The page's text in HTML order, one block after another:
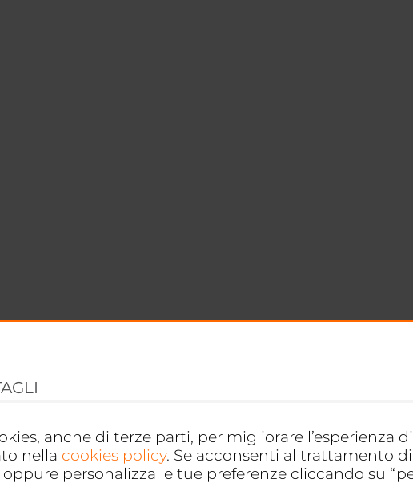
anche di terze parti, per migliorare l’esperienza
nella cookies policy. Se acconsenti al trattamento
personalizza le tue preferenze cliccando su